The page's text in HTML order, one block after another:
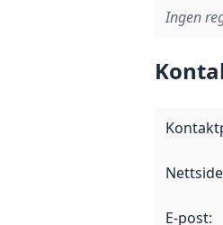
Ingen
Nettside
E-post: